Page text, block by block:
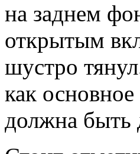
на заднем
открытым
шустро
как
должна быть